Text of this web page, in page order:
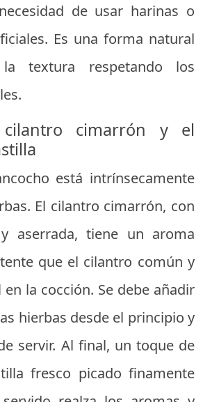
de usar harinas o
Es una forma natural
textura respetando los
cimarrón y el
está intrínsecamente
El cilantro cimarrón, con
aserrada, tiene un aroma
que el cilantro común y
la cocción. Se debe añadir
hierbas desde el principio y
servir. Al final, un toque de
fresco picado finamente